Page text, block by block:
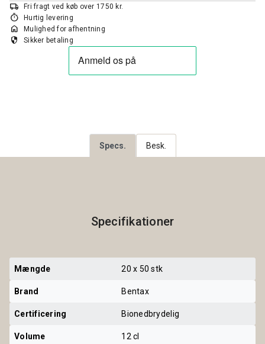
local_shipping Fri fragt ved køb over 1750 kr.
timer Hurtig levering
home Mulighed for afhentning
security Sikker betaling
Specs. Besk.
Specifikationer
Mængde 20 x 50 stk
Brand Bentax
Certificering Bionedbrydelig
Volume 12 cl